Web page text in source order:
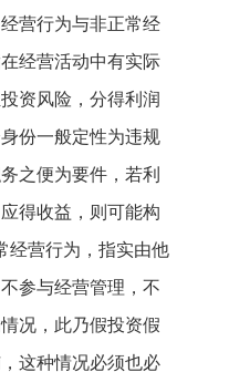
营行为与非正常经
经营活动中有实际
资风险，分得利润
份一般定性为违规
之便为要件，若利
得收益，则可能构
经营行为，指实由他
参与经营管理，不
况，此乃假投资假
这种情况必须也必